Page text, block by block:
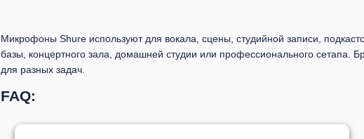
Микрофоны Shure используют для вокала, сцены, студийной записи,
базы, концертного зала, домашней студии или профессионального
для разных задач.
FAQ: